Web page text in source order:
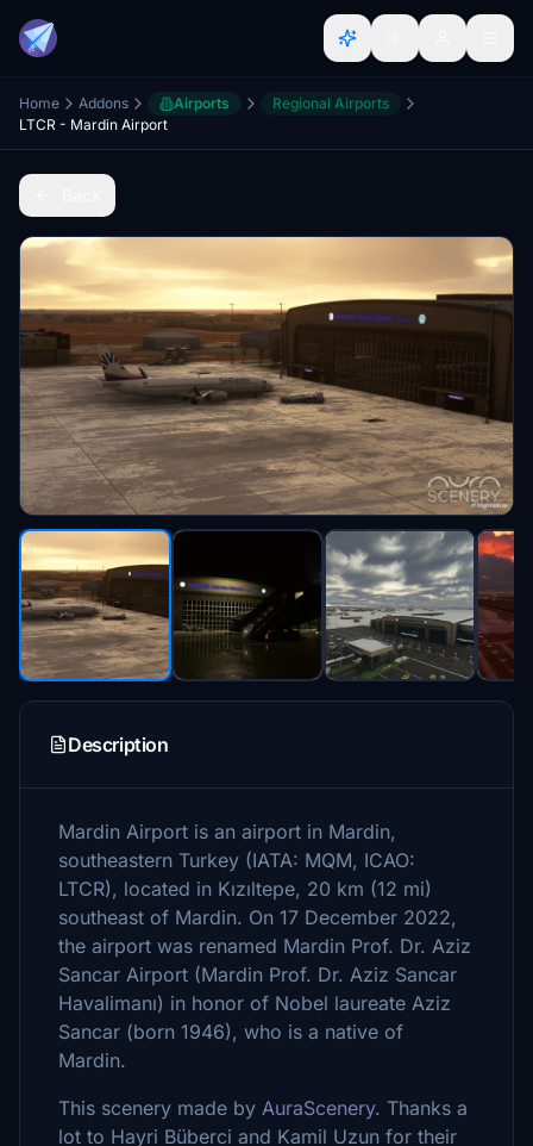
Home Addons Airports
Regional Airports
LTCR - Mardin Airport
Description
Mardin Airport is an airport in Mardin,
southeastern Turkey (IATA: MQM, ICAO:
LTCR), located in Kızıltepe, 20 km (12 mi)
southeast of Mardin. On 17 December 2022,
the airport was renamed Mardin Prof. Dr. Aziz
Sancar Airport (Mardin Prof. Dr. Aziz Sancar
Havalimanı) in honor of Nobel laureate Aziz
Sancar (born 1946), who is a native of
Mardin.
This scenery made by AuraScenery. Thanks a
lot to Hayri Büberci and Kamil Uzun for their